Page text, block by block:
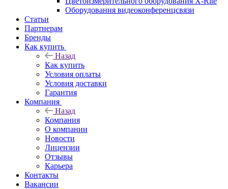
Оборудования видеоконференцсвязи
Статьи
Партнерам
Бренды
Как купить
Назад
Как купить
Условия оплаты
Условия доставки
Гарантия
Компания
Назад
Компания
О компании
Новости
Лицензии
Отзывы
Карьера
Контакты
Вакансии